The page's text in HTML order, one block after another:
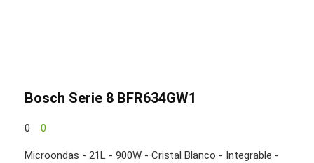
Bosch Serie 8 BFR634GW1
0 0
Microondas - 21L - 900W - Cristal Blanco - Integrable -